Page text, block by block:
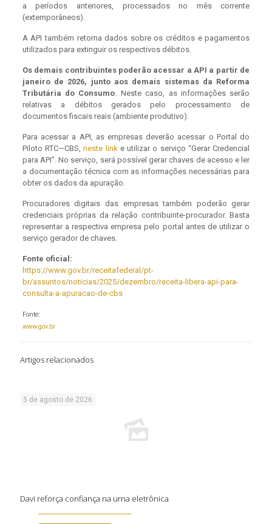
a períodos anteriores, processados no mês corrente
(extemporâneos).
A API também retorna dados sobre os créditos e pagamentos
utilizados para extinguir os respectivos débitos.
Os demais contribuintes poderão acessar a API a partir de
janeiro de 2026, junto aos demais sistemas da Reforma
Tributária do Consumo . Neste caso, as informações serão
relativas a débitos gerados pelo processamento de
documentos fiscais reais (ambiente produtivo).
Para acessar a API, as empresas deverão acessar o Portal do
Piloto RTC—CBS,neste link e utilizar o serviço “Gerar Credencial
para API”. No serviço, será possível gerar chaves de acesso e ler
a documentação técnica com as informações necessárias para
obter os dados da apuração.
Procuradores digitais das empresas também poderão gerar
credenciais próprias da relação contribuinte-procurador. Basta
representar a respectiva empresa pelo portal antes de utilizar o
serviço gerador de chaves.
Fonte oficial:
https://www.gov.br/receitafederal/pt-
br/assuntos/noticias/2025/dezembro/receita-libera-api-para-
consulta-a-apuracao-de-cbs
Fonte:
www.gov.br
Artigos relacionados
5 de agosto de 2026
Davi reforça confiança na urna eletrônica